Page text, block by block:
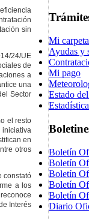
sin
24/UE
de
a
una
Sector
el resto
en
otros
constató
a los
Interés
Mi carpeta
Ayudas y
Mi pago
Estado
Estadística
Boletín
Boletín
Boletín
Boletín
Boletín
Diario